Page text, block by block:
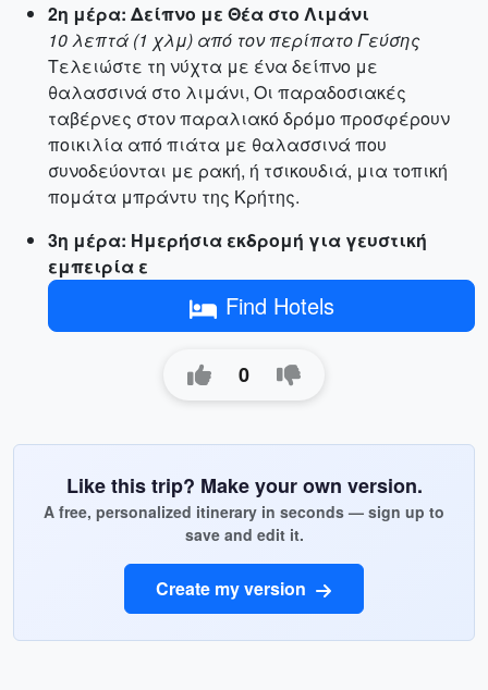
2η μέρα: Δείπνο με Θέα στο Λιμάνι
10 λεπτά (1 χλμ) από τον περίπατο Γεύσης
Τελειώστε τη νύχτα με ένα δείπνο με
θαλασσινά στο λιμάνι, Οι παραδοσιακές
ταβέρνες στον παραλιακό δρόμο προσφέρουν
ποικιλία από πιάτα με θαλασσινά που
συνοδεύονται με ρακή, ή τσικουδιά, μια τοπική
πομάτα μπράντυ της Κρήτης.
3η μέρα: Ημερήσια εκδρομή για γευστική
εμπειρία ε
Find Hotels
0
Like this trip? Make your own version.
A free, personalized itinerary in seconds — sign up to
save and edit it.
Create my version